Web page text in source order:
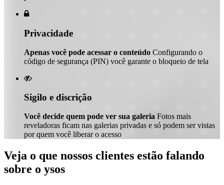

Privacidade
Apenas você pode acessar o conteúdo Configurando o
código de segurança (PIN) você garante o bloqueio de tela

Sigilo e discrição
Você decide quem pode ver sua galeria Fotos mais
reveladoras ficam nas galerias privadas e só podem ser vistas
por quem você liberar o acesso
Veja o que nossos clientes estão falando
sobre o ysos